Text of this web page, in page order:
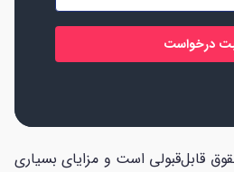
قابل‌قبولی است و مزایای بسیاری